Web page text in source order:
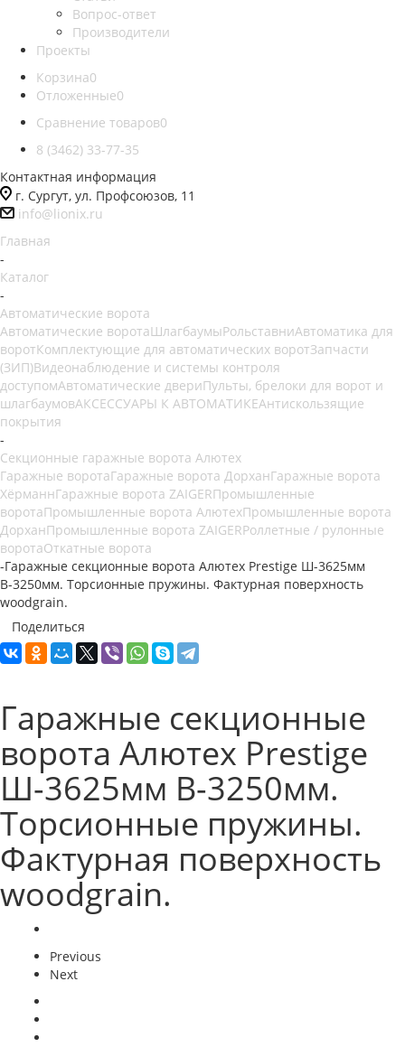
Вопрос-ответ
Производители
Проекты
Корзина0
Отложенные0
Сравнение товаров0
8 (3462) 33-77-35
Контактная информация
г. Сургут, ул. Профсоюзов, 11
info@lionix.ru
Главная
-
Каталог
-
Автоматические ворота
Автоматические воротаШлагбаумыРольставниАвтоматика для
воротКомплектующие для автоматических воротЗапчасти
(ЗИП)Видеонаблюдение и системы контроля
доступомАвтоматические двериПульты, брелоки для ворот и
шлагбаумовАКСЕССУАРЫ К АВТОМАТИКЕАнтискользящие
покрытия
-
Секционные гаражные ворота Алютех
Гаражные воротаГаражные ворота ДорханГаражные ворота
ХёрманнГаражные ворота ZAIGERПромышленные
воротаПромышленные ворота АлютехПромышленные ворота
ДорханПромышленные ворота ZAIGERРоллетные / рулонные
воротаОткатные ворота
-Гаражные секционные ворота Алютех Prestige Ш-3625мм
В-3250мм. Торсионные пружины. Фактурная поверхность
woodgrain.
Поделиться
Гаражные секционные
ворота Алютех Prestige
Ш-3625мм В-3250мм.
Торсионные пружины.
Фактурная поверхность
woodgrain.
Previous
Next